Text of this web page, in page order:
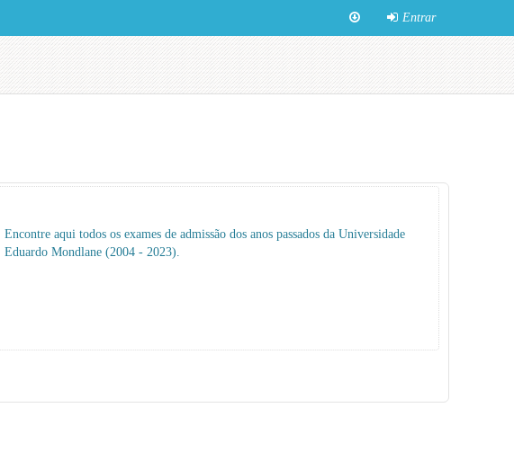
Entrar
Encontre aqui todos os exames de admissão dos anos passados da Universidade
Eduardo Mondlane (2004 - 2023).